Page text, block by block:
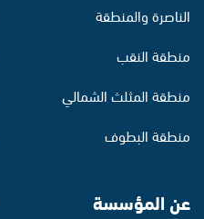
الناصرة والمنطقة
منطقة النقب
منطقة المثلث الشمالي
منطقة البطوف
عن المؤسسة